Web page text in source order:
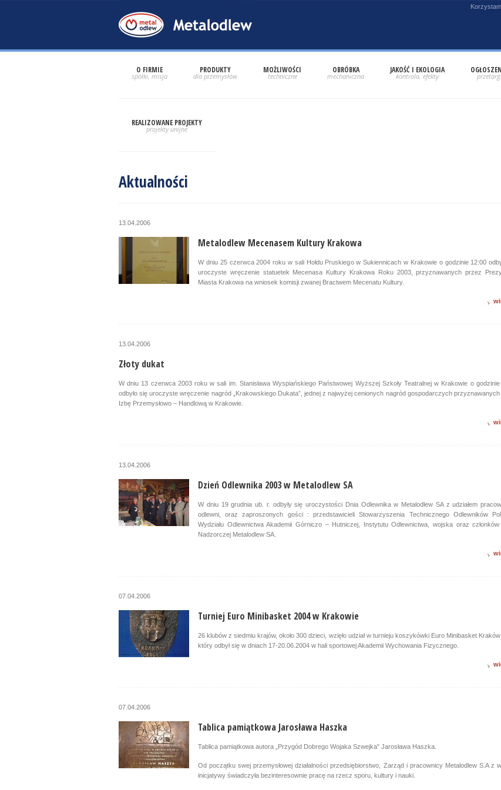
O FIRMIE PRODUKTY MOŻLIWOŚCI OBRÓBKA JAKOŚĆ I EKOLOGIA
REALIZOWANE PROJEKTY
Aktualności
13.04.2006
Metalodlew Mecenasem Kultury Krakowa
W dniu 25 czerwca 2004 roku w sali Hołdu Pruskiego w Sukiennicach w Krakowie o godzinie 12:00
uroczyste wręczenie statuetek Mecenasa Kultury Krakowa Roku 2003, przyznawanych przez
Miasta Krakowa na wniosek komisji zwanej Bractwem Mecenatu Kultury.
13.04.2006
Złoty dukat
W dniu 13 czerwca 2003 roku w sali im. Stanisława Wyspiańskiego Państwowej Wyższej Szkoły Teatralnej w Krakowie o
odbyło się uroczyste wręczenie nagród „Krakowskiego Dukata”, jednej z najwyżej cenionych nagród gospodarczych
Izbę Przemysłowo – Handlową w Krakowie.
13.04.2006
Dzień Odlewnika 2003 w Metalodlew SA
W dniu 19 grudnia ub. r. odbyły się uroczystości Dnia Odlewnika w Metalodlew SA z udziałem
odlewni, oraz zaproszonych gości : przedstawicieli Stowarzyszenia Technicznego Odlewników
Wydziału Odlewnictwa Akademii Górniczo – Hutniczej, Instytutu Odlewnictwa, wojska oraz
Nadzorczej Metalodlew SA.
07.04.2006
Turniej Euro Minibasket 2004 w Krakowie
26 klubów z siedmiu krajów, około 300 dzieci, wzięło udział w turnieju koszykówki Euro Minibasket Kraków
który odbył się w dniach 17-20.06.2004 w hali sportowej Akademii Wychowania Fizycznego.
07.04.2006
Tablica pamiątkowa Jarosława Haszka
Tablica pamiątkowa autora „Przygód Dobrego Wojaka Szwejka" Jarosława Haszka.
Od początku swej przemysłowej działalności przedsiębiorstwo, Zarząd i pracownicy Metalodlew S.A z
inicjatywy świadczyła bezinteresownie pracę na rzecz sporu, kultury i nauki.